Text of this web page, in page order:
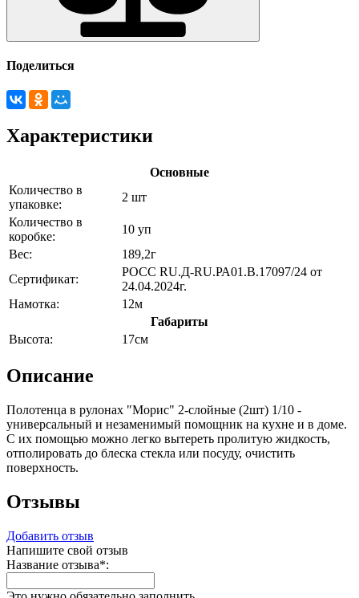
Поделиться
Характеристики
Основные
Количество в
упаковке:
2 шт
Количество в
коробке:
10 уп
Вес:
189,2г
Сертификат:
РОСС RU.Д-RU.РА01.В.17097/24 от
24.04.2024г.
Намотка:
12м
Габариты
Высота:
17см
Описание
Полотенца в рулонах "Морис" 2-слойные (2шт) 1/10 -
универсальный и незаменимый помощник на кухне и в доме.
С их помощью можно легко вытереть пролитую жидкость,
отполировать до блеска стекла или посуду, очистить
поверхность.
Отзывы
Добавить отзыв
Напишите свой отзыв
Название отзыва*: